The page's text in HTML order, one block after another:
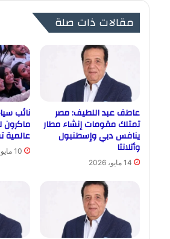
مقالات ذات صلة
عاطف عبد اللطيف: مصر
تمتلك مقومات إنشاء مطار
ينافس دبي وإسطنبول
وأتلانتا
14 مايو، 2026
نائب
ماكرون
عالمية
10 مايو، 2026